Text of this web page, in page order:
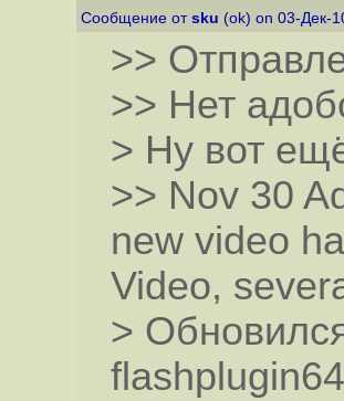
Сообщение от sku (ok) on 03-Дек-
>>
>> Нет
> Ну вот
>> Nov 30
new video
Video,
>